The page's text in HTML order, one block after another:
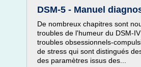
DSM-5 - Manuel
De nombreux chapitres sont
troubles de l'humeur du DSM-
troubles obsessionnels-
de stress qui sont distingués
des paramètres issus des...